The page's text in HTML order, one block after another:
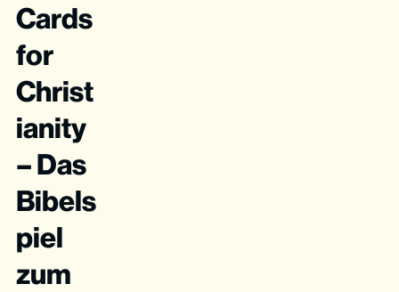
Cards
for
Christ
ianity
– Das
Bibels
piel
zum